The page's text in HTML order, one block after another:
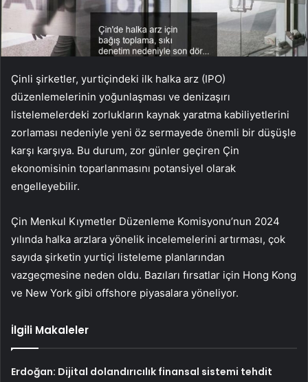
Çinli şirketler, yurtiçindeki ilk halka arz (IPO)
düzenlemelerinin yoğunlaşması ve denizaşırı
listelemelerdeki zorlukların kaynak yaratma kabiliyetlerini
zorlaması nedeniyle yeni öz sermayede önemli bir düşüşle
karşı karşıya. Bu durum, zor günler geçiren Çin
ekonomisinin toparlanmasını potansiyel olarak
engelleyebilir.
Çin Menkul Kıymetler Düzenleme Komisyonu’nun 2024
yılında halka arzlara yönelik incelemelerini artırması, çok
sayıda şirketin yurtiçi listeleme planlarından
vazgeçmesine neden oldu. Bazıları fırsatlar için Hong Kong
ve New York gibi offshore piyasalara yöneliyor.
İlgili Makaleler
Erdoğan: Dijital dolandırıcılık finansal sistemi tehdit